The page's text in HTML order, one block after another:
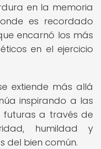
en la memoria
es recordado
encarnó los más
en el ejercicio
extiende más allá
inspirando a las
futuras a través de
humildad y
del bien común.